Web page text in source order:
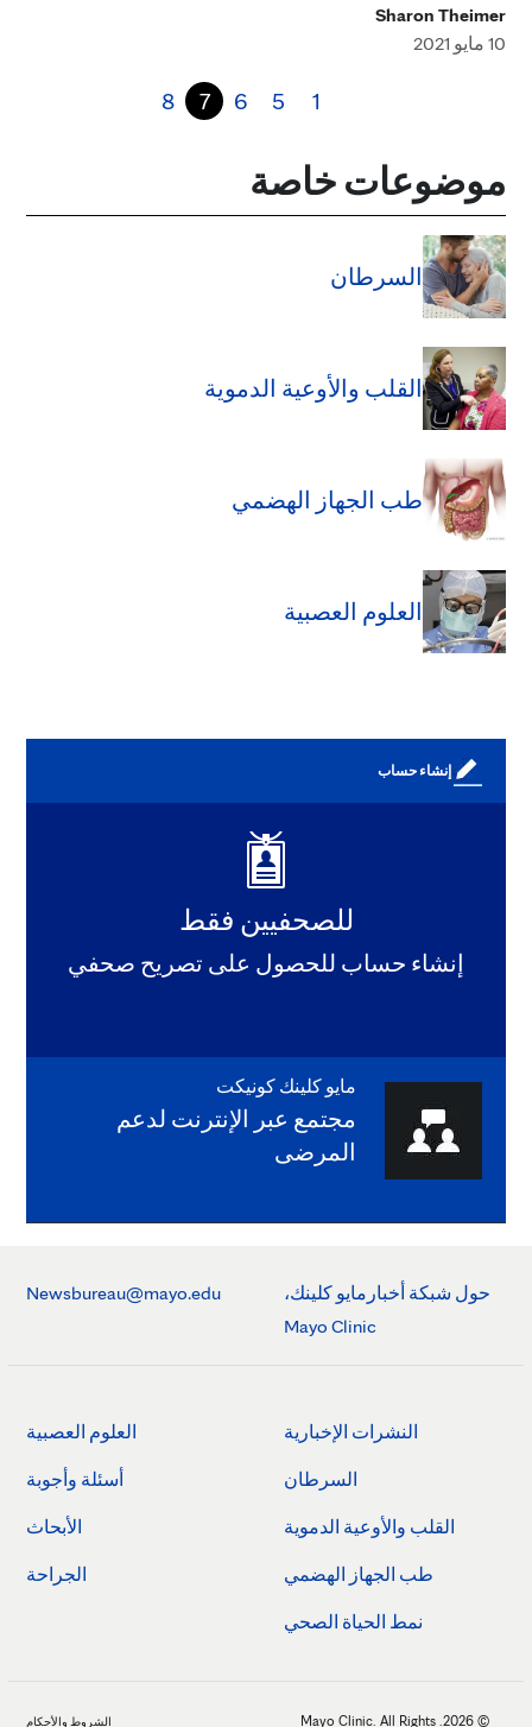
Sharon Theimer
10 مايو 2021
1
5
6
7
8
موضوعات خاصة
السرطان
القلب والأوعية الدموية
طب الجهاز الهضمي
العلوم العصبية
إنشاء حساب
للصحفيين فقط
إنشاء حساب للحصول على تصريح صحفي
مايو كلينك كونيكت
مجتمع عبر الإنترنت لدعم
المرضى
حول شبكة أخبارمايو كلينك،
Mayo Clinic
Newsbureau@mayo.edu
النشرات الإخبارية
السرطان
القلب والأوعية الدموية
طب الجهاز الهضمي
نمط الحياة الصحي
العلوم العصبية
أسئلة وأجوبة
الأبحاث
الجراحة
الشروط والأحكام © 2026. Mayo Clinic. All Rights